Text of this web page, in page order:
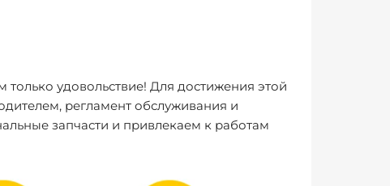
удовольствие! Для достижения этой
регламент обслуживания и
запчасти и привлекаем к работам